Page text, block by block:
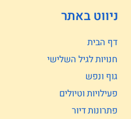
ניווט באתר
דף הבית
חנויות לגיל השלישי
גוף ונפש
פעילויות וטיולים
פתרונות דיור